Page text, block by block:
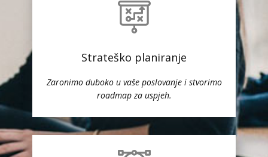
Strateško planiranje
Zaronimo duboko u vaše poslovanje i stvorimo
roadmap za uspjeh.